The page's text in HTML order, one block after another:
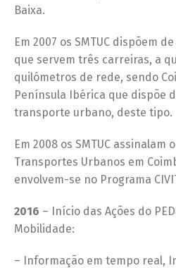
Baixa.
Em 2007 os SMTUC dispõem
que servem três carreiras, a
quilómetros de rede, sendo
Península Ibérica que dispõe
transporte urbano, deste tipo.
Em 2008 os SMTUC assinalam
Transportes Urbanos em
envolvem-se no Programa
2016 – Início das Ações do
Mobilidade:
– Informação em tempo real,